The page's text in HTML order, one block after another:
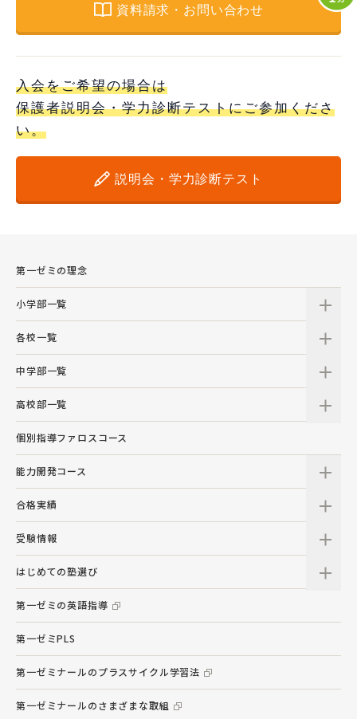
資料請求・お問い合わせ
入会をご希望の場合は
保護者説明会・学力診断テストにご参加くださ
い。
説明会・学力診断テスト
第一ゼミの理念
小学部一覧
各校一覧
中学部一覧
高校部一覧
個別指導ファロスコース
能力開発コース
合格実績
受験情報
はじめての塾選び
第一ゼミの英語指導
第一ゼミPLS
第一ゼミナールのプラスサイクル学習法
第一ゼミナールのさまざまな取組